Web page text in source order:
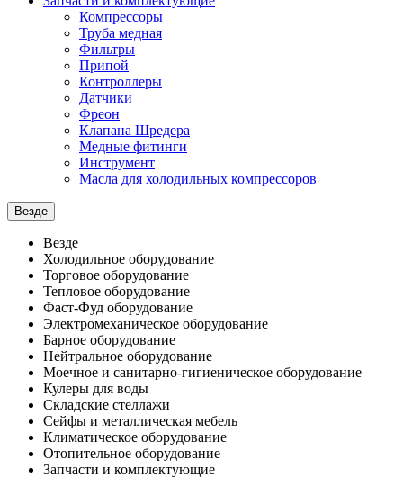
Компрессоры
Труба медная
Фильтры
Припой
Контроллеры
Датчики
Фреон
Клапана Шредера
Медные фитинги
Инструмент
Масла для холодильных компрессоров
Везде
Везде
Холодильное оборудование
Торговое оборудование
Тепловое оборудование
Фаст-Фуд оборудование
Электромеханическое оборудование
Барное оборудование
Нейтральное оборудование
Моечное и санитарно-гигиеническое оборудование
Кулеры для воды
Складские стеллажи
Сейфы и металлическая мебель
Климатическое оборудование
Отопительное оборудование
Запчасти и комплектующие